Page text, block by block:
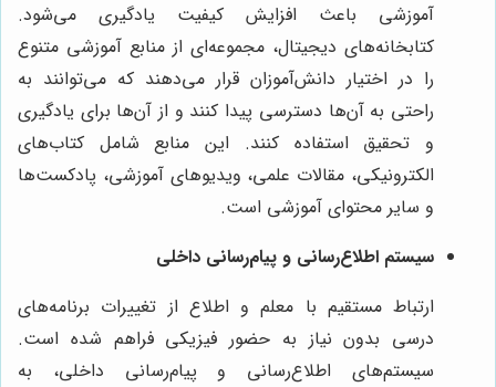
آموزشی باعث افزایش کیفیت یادگیری می‌شود.
کتابخانه‌های دیجیتال، مجموعه‌ای از منابع آموزشی متنوع
را در اختیار دانش‌آموزان قرار می‌دهند که می‌توانند به
راحتی به آن‌ها دسترسی پیدا کنند و از آن‌ها برای یادگیری
و تحقیق استفاده کنند. این منابع شامل کتاب‌های
الکترونیکی، مقالات علمی، ویدیوهای آموزشی، پادکست‌ها
و سایر محتوای آموزشی است.
سیستم اطلاع‌رسانی و پیام‌رسانی داخلی
ارتباط مستقیم با معلم و اطلاع از تغییرات برنامه‌های
درسی بدون نیاز به حضور فیزیکی فراهم شده است.
سیستم‌های اطلاع‌رسانی و پیام‌رسانی داخلی، به